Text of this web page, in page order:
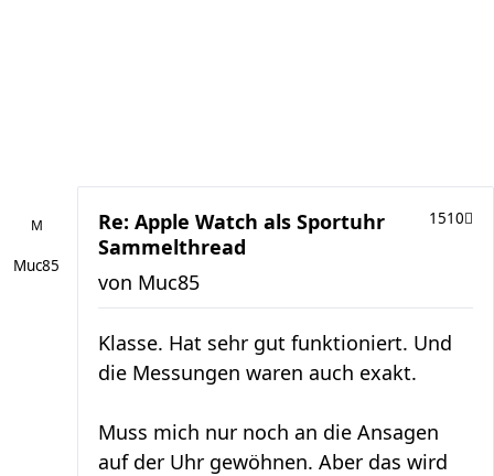
Muc85
Re: Apple Watch als Sportuhr
Sammelthread
1510
von Muc85
Klasse. Hat sehr gut funktioniert. Und
die Messungen waren auch exakt.
Muss mich nur noch an die Ansagen
auf der Uhr gewöhnen. Aber das wird